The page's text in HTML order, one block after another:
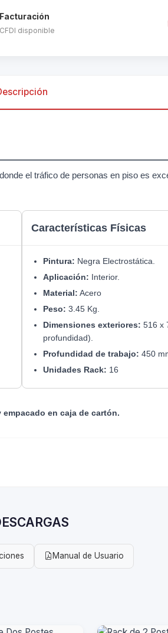
Facturación
CFDI disponible
el tráfico de personas en piso es
Características Físicas
Pintura: Negra Electrostática.
Aplicación: Interior.
Material: Acero
Peso: 3.45 Kg.
Dimensiones exteriores: 516 x
profundidad).
Profundidad de trabajo: 450
Unidades Rack: 16
empacado en caja de cartón.
Manual de Usuario